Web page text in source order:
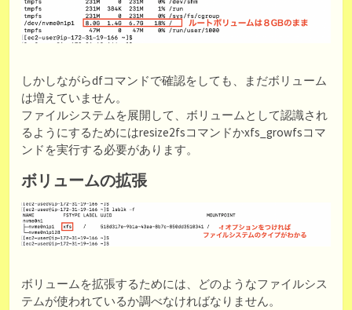
しかしながらdfコマンドで確認をしても、まだボリューム
は増えていません。
ファイルシステムを展開して、ボリュームとして認識され
るようにするためにはresize2fsコマンドかxfs_growfsコマ
ンドを実行する必要があります。
ボリュームの拡張
ボリュームを拡張するためには、どのようなファイルシス
テムが使われているか調べなければなりません。